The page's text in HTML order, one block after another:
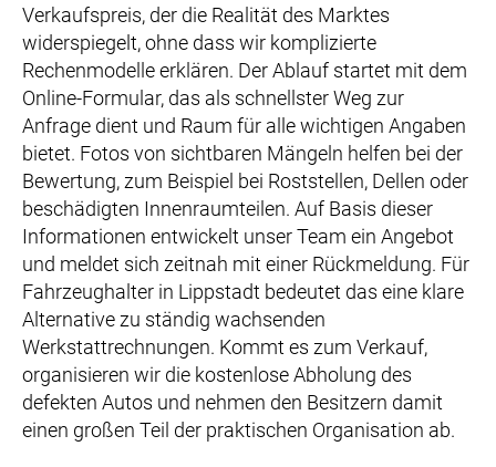
Verkaufspreis, der die Realität des Marktes
widerspiegelt, ohne dass wir komplizierte
Rechenmodelle erklären. Der Ablauf startet mit dem
Online-Formular, das als schnellster Weg zur
Anfrage dient und Raum für alle wichtigen Angaben
bietet. Fotos von sichtbaren Mängeln helfen bei der
Bewertung, zum Beispiel bei Roststellen, Dellen oder
beschädigten Innenraumteilen. Auf Basis dieser
Informationen entwickelt unser Team ein Angebot
und meldet sich zeitnah mit einer Rückmeldung. Für
Fahrzeughalter in Lippstadt bedeutet das eine klare
Alternative zu ständig wachsenden
Werkstattrechnungen. Kommt es zum Verkauf,
organisieren wir die kostenlose Abholung des
defekten Autos und nehmen den Besitzern damit
einen großen Teil der praktischen Organisation ab.